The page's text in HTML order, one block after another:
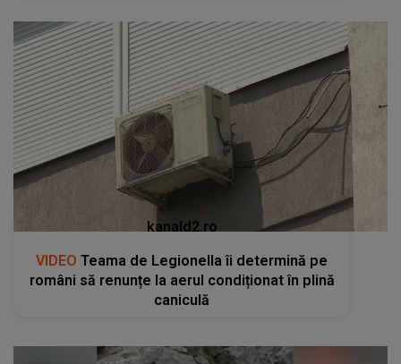
kanald2.ro
VIDEO Teama de Legionella îi determină pe
români să renunțe la aerul condiționat în plină
caniculă